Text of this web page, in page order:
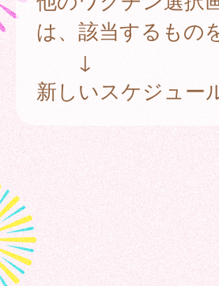
は、該当するもの
↓
新しいスケジュー